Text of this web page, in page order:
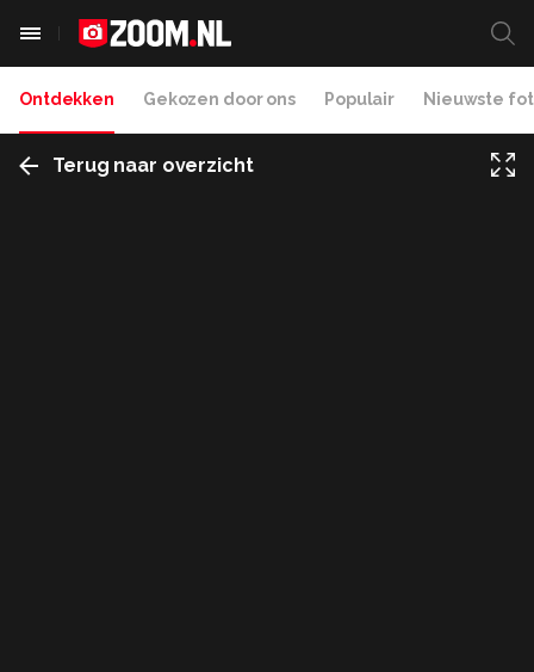
Ontdekken Gekozen door ons Populair Nieuwste
Terug naar overzicht